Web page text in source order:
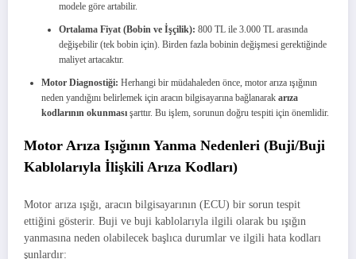
modele göre artabilir.
Ortalama Fiyat (Bobin ve İşçilik): 800 TL ile 3.000 TL arasında
değişebilir (tek bobin için). Birden fazla bobinin değişmesi gerektiğinde
maliyet artacaktır.
Motor Diagnostiği: Herhangi bir müdahaleden önce, motor arıza ışığının
neden yandığını belirlemek için aracın bilgisayarına bağlanarak arıza
kodlarının okunması şarttır. Bu işlem, sorunun doğru tespiti için önemlidir.
Motor Arıza Işığının Yanma Nedenleri (Buji/Buji
Kablolarıyla İlişkili Arıza Kodları)
Motor arıza ışığı, aracın bilgisayarının (ECU) bir sorun tespit
ettiğini gösterir. Buji ve buji kablolarıyla ilgili olarak bu ışığın
yanmasına neden olabilecek başlıca durumlar ve ilgili hata kodları
şunlardır: